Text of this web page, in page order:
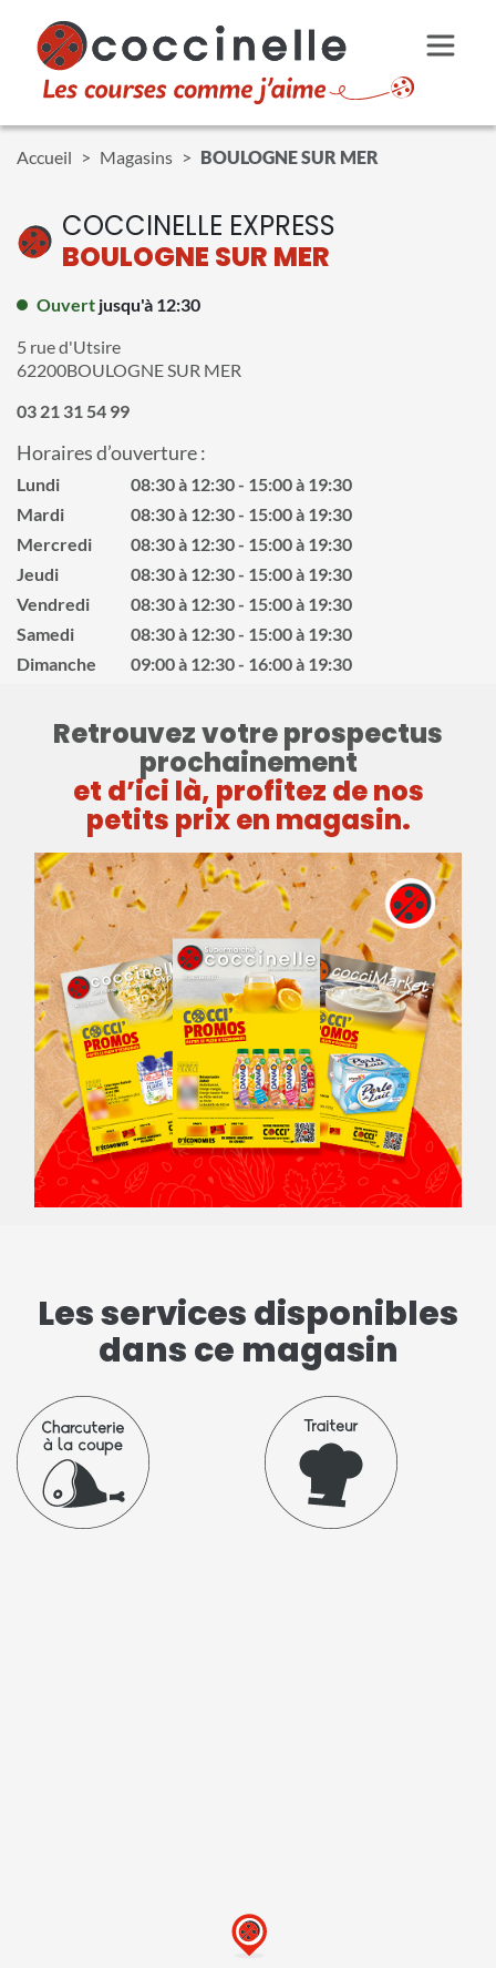
Accueil Magasins BOULOGNE SUR MER
COCCINELLE EXPRESS
BOULOGNE SUR MER
Ouvert jusqu'à 12:30
5 rue d'Utsire
62200BOULOGNE SUR MER
03 21 31 54 99
Horaires d’ouverture :
Lundi 08:30 à 12:30
15:00 à 19:30
Mardi
08:30 à 12:30
15:00 à 19:30
Mercredi
08:30 à 12:30
15:00 à 19:30
Jeudi
08:30 à 12:30
15:00 à 19:30
Vendredi
08:30 à 12:30
15:00 à 19:30
Samedi
08:30 à 12:30
15:00 à 19:30
Dimanche
09:00 à 12:30 16:00 à 19:30
Retrouvez votre prospectus
prochainement
et d’ici là, profitez de nos
petits prix en magasin.
Les services disponibles
dans ce magasin